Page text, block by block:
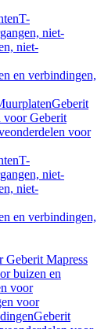
T-
niet-
niet-
en verbindingen,
Geberit
voor Geberit
voor
T-
niet-
niet-
en verbindingen,
Geberit Mapress
buizen en
voor
voor
Geberit